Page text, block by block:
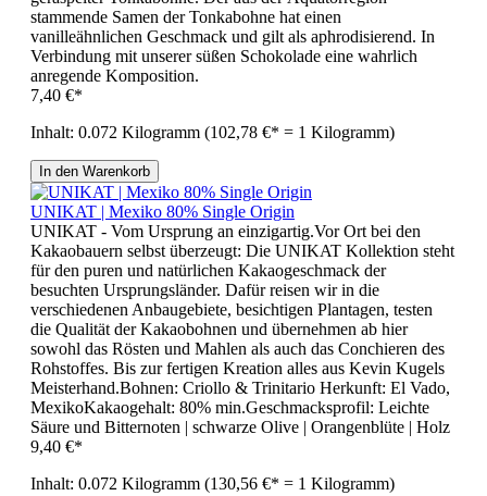
stammende Samen der Tonkabohne hat einen
vanilleähnlichen Geschmack und gilt als aphrodisierend. In
Verbindung mit unserer süßen Schokolade eine wahrlich
anregende Komposition.
7,40 €*
Inhalt: 0.072 Kilogramm (102,78 €* = 1 Kilogramm)
In den Warenkorb
UNIKAT | Mexiko 80% Single Origin
UNIKAT - Vom Ursprung an einzigartig.Vor Ort bei den
Kakaobauern selbst überzeugt: Die UNIKAT Kollektion steht
für den puren und natürlichen Kakaogeschmack der
besuchten Ursprungsländer. Dafür reisen wir in die
verschiedenen Anbaugebiete, besichtigen Plantagen, testen
die Qualität der Kakaobohnen und übernehmen ab hier
sowohl das Rösten und Mahlen als auch das Conchieren des
Rohstoffes. Bis zur fertigen Kreation alles aus Kevin Kugels
Meisterhand.Bohnen: Criollo & Trinitario Herkunft: El Vado,
MexikoKakaogehalt: 80% min.Geschmacksprofil: Leichte
Säure und Bitternoten | schwarze Olive | Orangenblüte | Holz
9,40 €*
Inhalt: 0.072 Kilogramm (130,56 €* = 1 Kilogramm)